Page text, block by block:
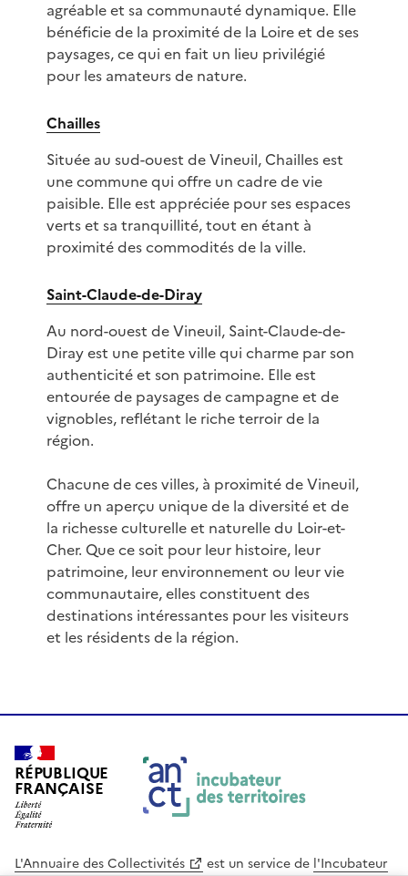
agréable et sa communauté dynamique. Elle
bénéficie de la proximité de la Loire et de ses
paysages, ce qui en fait un lieu privilégié
pour les amateurs de nature.
Chailles
Située au sud-ouest de Vineuil, Chailles est
une commune qui offre un cadre de vie
paisible. Elle est appréciée pour ses espaces
verts et sa tranquillité, tout en étant à
proximité des commodités de la ville.
Saint-Claude-de-Diray
Au nord-ouest de Vineuil, Saint-Claude-de-
Diray est une petite ville qui charme par son
authenticité et son patrimoine. Elle est
entourée de paysages de campagne et de
vignobles, reflétant le riche terroir de la
région.
Chacune de ces villes, à proximité de Vineuil,
offre un aperçu unique de la diversité et de
la richesse culturelle et naturelle du Loir-et-
Cher. Que ce soit pour leur histoire, leur
patrimoine, leur environnement ou leur vie
communautaire, elles constituent des
destinations intéressantes pour les visiteurs
et les résidents de la région.
RÉPUBLIQUE
FRANÇAISE
L'Annuaire des Collectivités est un service de l'Incubateur